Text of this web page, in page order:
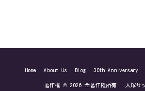
Home About Us Blog 30th Anniversary
著作権 © 2026 全著作権所有 - 大塚サ